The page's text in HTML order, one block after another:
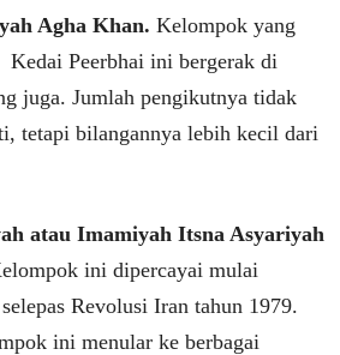
Agha Khan. Kelompok yang
Kedai Peerbhai ini bergerak di
juga. Jumlah pengikutnya tidak
tetapi bilangannya lebih kecil dari
atau Imamiyah Itsna Asyariyah
ini dipercayai mulai
Revolusi Iran tahun 1979.
ini menular ke berbagai